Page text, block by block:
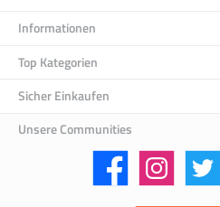
Informationen
Top Kategorien
Sicher Einkaufen
Unsere Communities
Facebook Instagram Twitter